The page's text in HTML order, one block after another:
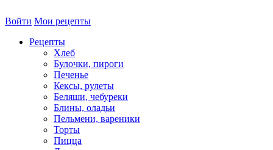
Войти Мои рецепты
Рецепты
Хлеб
Булочки, пироги
Печенье
Кексы, рулеты
Беляши, чебуреки
Блины, оладьи
Пельмени, вареники
Торты
Пицца